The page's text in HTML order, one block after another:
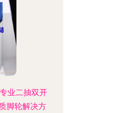
业二抽双开
脚轮解决方